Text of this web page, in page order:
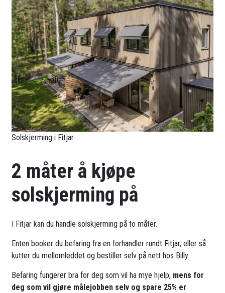
Solskjerming i Fitjar.
2 måter å kjøpe
solskjerming på
I Fitjar kan du handle solskjerming på to måter.
Enten booker du befaring fra en forhandler rundt Fitjar, eller så
kutter du mellomleddet og bestiller selv på nett hos Billy.
Befaring fungerer bra for deg som vil ha mye hjelp, mens for
deg som vil gjøre målejobben selv og spare 25% er